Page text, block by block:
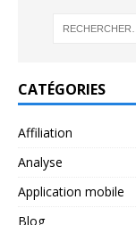
CATÉGORIES
Affiliation
Analyse
Application mobile
Blog